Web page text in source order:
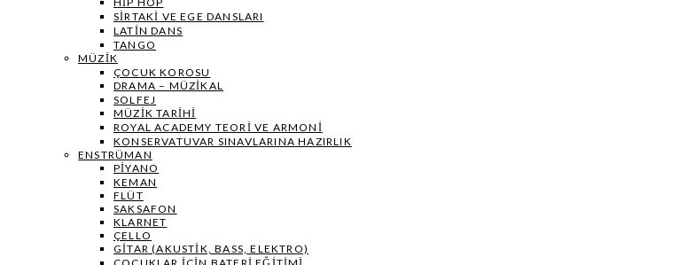
SIRTAKI VE EGE DANSLARI
LATIN DANS
TANGO
MÜZIK
ÇOCUK KOROSU
DRAMA – MÜZIKAL
SOLFEJ
MÜZIK TARIHI
ROYAL ACADEMY TEORI VE ARMONI
KONSERVATUVAR SINAVLARINA HAZIRLIK
ENSTRÜMAN
PIYANO
KEMAN
FLÜT
SAKSAFON
KLARNET
ÇELLO
GITAR (AKUSTIK, BASS, ELEKTRO)